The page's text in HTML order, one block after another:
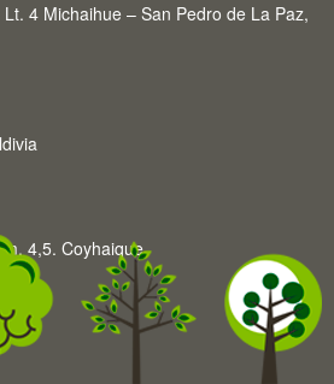
4 Michaihue – San Pedro de La Paz,
4,5. Coyhaique